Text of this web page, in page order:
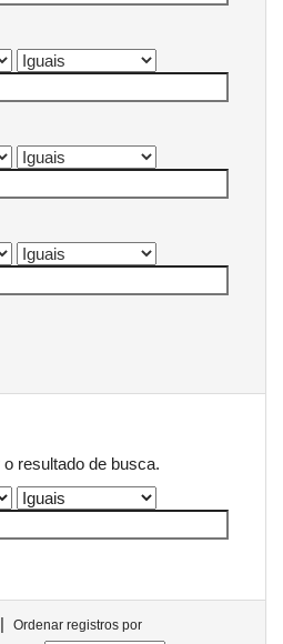
resultado de busca.
|
Ordenar registros por